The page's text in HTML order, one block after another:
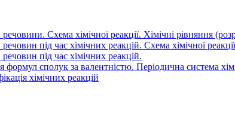
Схема хімічної реакції. Хімічні рівняння
під час хімічних реакцій. Схема хімічної реакції
під час хімічних реакцій.
формул сполук за валентністю. Періодична система
хімічних реакцій